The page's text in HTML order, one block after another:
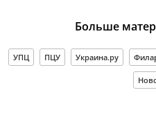
Больше
УПЦ ПЦУ Украина.ру